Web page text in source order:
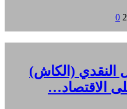
0
النقدي (الكاش)